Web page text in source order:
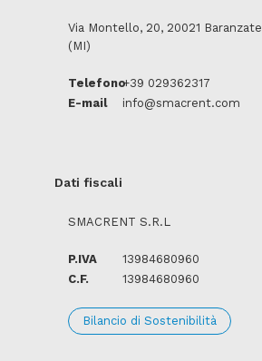
Via Montello, 20, 20021 Baranzate
(MI)
Telefono+39 029362317
E-mail
info@smacrent.com
Dati fiscali
SMACRENT S.R.L
P.IVA
13984680960
C.F.
13984680960
Bilancio di Sostenibilità